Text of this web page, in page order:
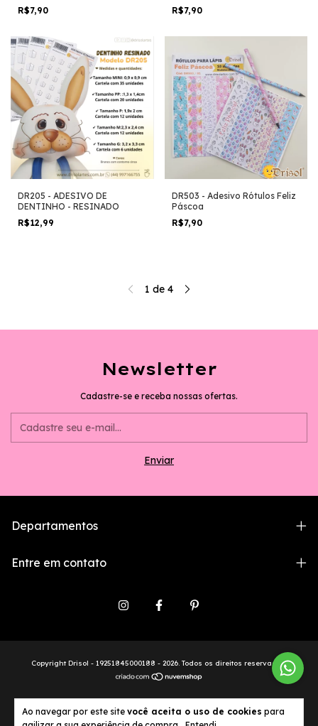
Ao navegar por este site você aceita o uso de cookies para
R$7,90
R$7,90
DR205 - ADESIVO DE
DENTINHO - RESINADO
R$12,99
DR503 - Adesivo Rótulos Feliz
Páscoa
R$7,90
1 de 4
Newsletter
Cadastre-se e receba nossas ofertas.
Departamentos
Entre em contato
Copyright Drisol - 19251845000188 - 2026. Todos os direitos reservados.